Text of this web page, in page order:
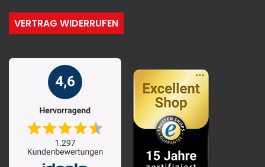
VERTRAG WIDERRUFEN